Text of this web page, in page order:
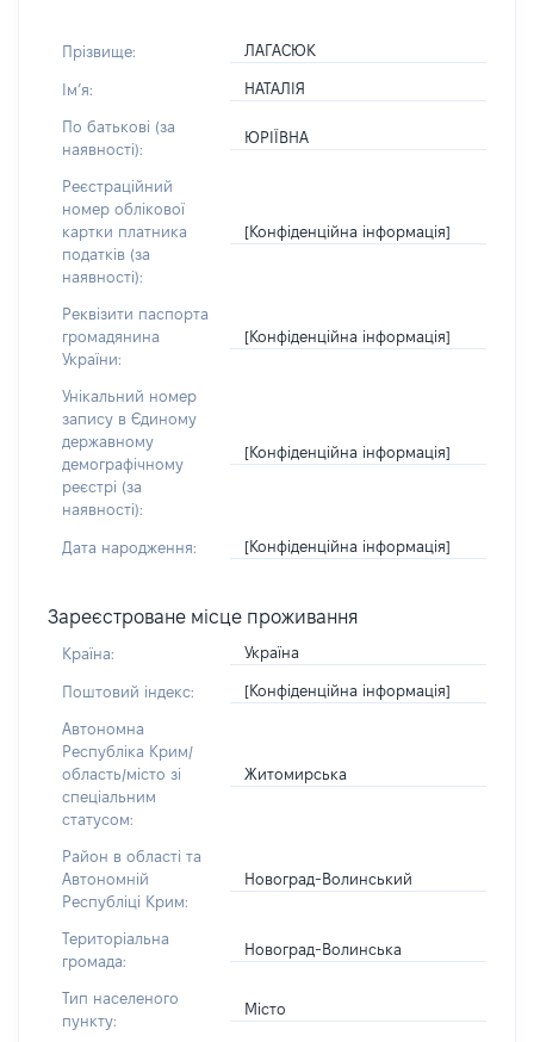
Прізвище: ЛАГАСЮК
Імʼя: НАТАЛІЯ
По батькові (за
наявності):
ЮРІЇВНА
Реєстраційний
номер облікової
картки платника
податків (за
наявності):
[Конфіденційна інформація]
Реквізити паспорта
громадянина
України:
[Конфіденційна інформація]
Унікальний номер
запису в Єдиному
державному
демографічному
реєстрі (за
наявності):
[Конфіденційна інформація]
Дата народження: [Конфіденційна інформація]
Зареєстроване місце проживання
Країна: Україна
Поштовий індекс: [Конфіденційна інформація]
Автономна
Республіка Крим/
область/місто зі
спеціальним
статусом:
Житомирська
Район в області та
Автономній
Республіці Крим:
Новоград-Волинський
Територіальна
громада:
Новоград-Волинська
Тип населеного
пункту:
Місто